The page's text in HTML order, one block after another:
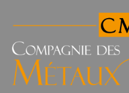
des
Précieux
l'Ouest